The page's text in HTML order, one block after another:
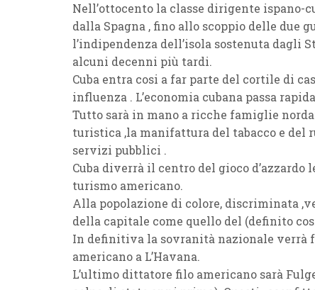
Nell’ottocento la classe dirigente
dalla Spagna , fino allo scoppio delle due
l’indipendenza dell’isola sostenuta dagli
alcuni decenni più tardi.
Cuba entra cosi a far parte del cortile di
influenza . L’economia cubana passa
Tutto sarà in mano a ricche famiglie
turistica ,la manifattura del tabacco e del
servizi pubblici .
Cuba diverrà il centro del gioco
turismo americano.
Alla popolazione di colore, discriminata
della capitale come quello del (definito cosi
In definitiva la sovranità nazionale verrà
americano a L’Havana.
L’ultimo dittatore filo americano sarà